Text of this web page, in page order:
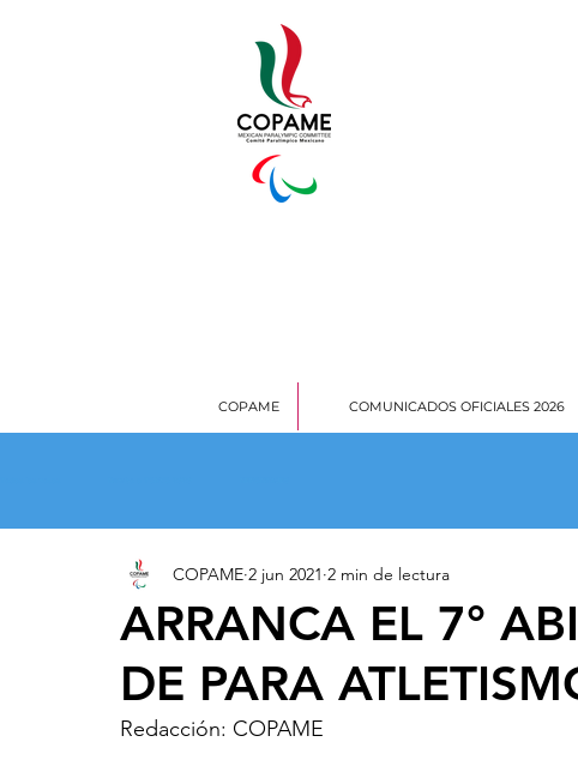
COPAME COMUNICADOS OFICIALES 2026
ARRANCA EL 7°
DE PARA
COPAME 2 jun 2021 2 min de lectura
Redacción: COPAME